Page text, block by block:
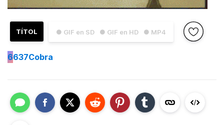
● GIF en SD ● GIF en HD ● MP4
TÍTOL
6637Cobra